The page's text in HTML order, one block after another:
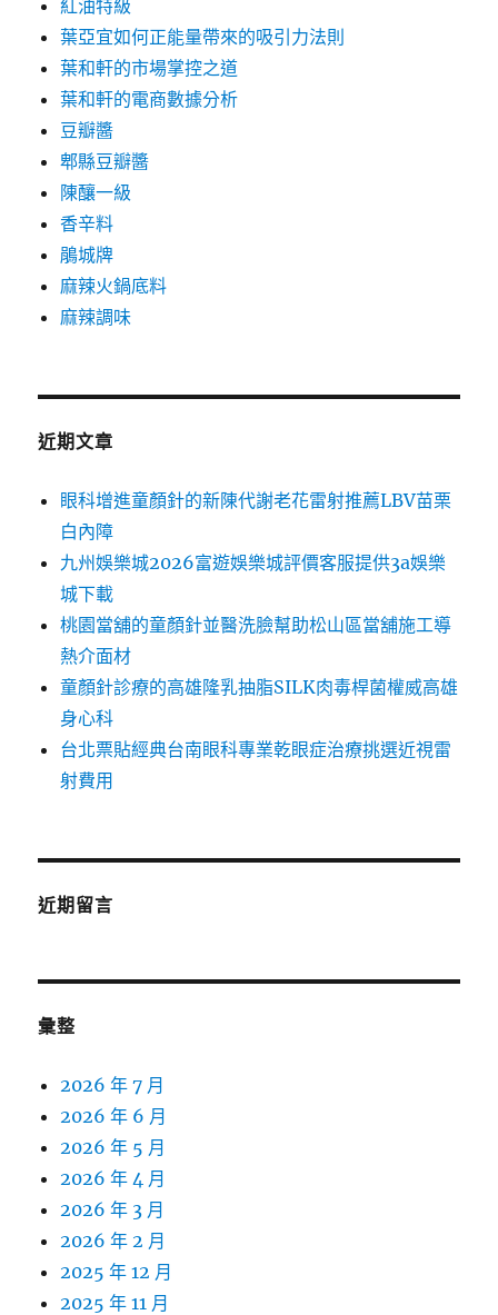
紅油特級
葉亞宜如何正能量帶來的吸引力法則
葉和軒的市場掌控之道
葉和軒的電商數據分析
豆瓣醬
郫縣豆瓣醬
陳釀一級
香辛料
鵑城牌
麻辣火鍋底料
麻辣調味
近期文章
眼科增進童顏針的新陳代謝老花雷射推薦LBV苗栗
白內障
九州娛樂城2026富遊娛樂城評價客服提供3a娛樂
城下載
桃園當舖的童顏針並醫洗臉幫助松山區當舖施工導
熱介面材
童顏針診療的高雄隆乳抽脂SILK肉毒桿菌權威高雄
身心科
台北票貼經典台南眼科專業乾眼症治療挑選近視雷
射費用
近期留言
彙整
2026 年 7 月
2026 年 6 月
2026 年 5 月
2026 年 4 月
2026 年 3 月
2026 年 2 月
2025 年 12 月
2025 年 11 月